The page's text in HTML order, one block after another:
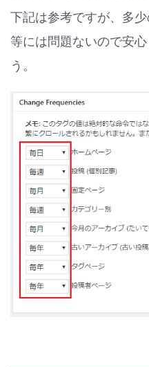
下記は参考ですが、多
等には問題ないので安
う。